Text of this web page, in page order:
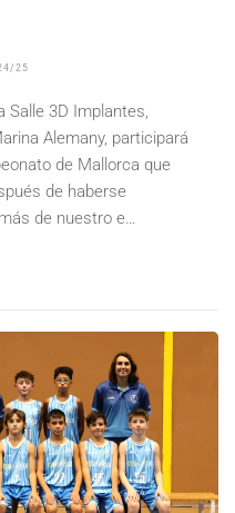
25
Salle 3D Implantes,
Alemany, participará
de Mallorca que
de haberse
de nuestro e…